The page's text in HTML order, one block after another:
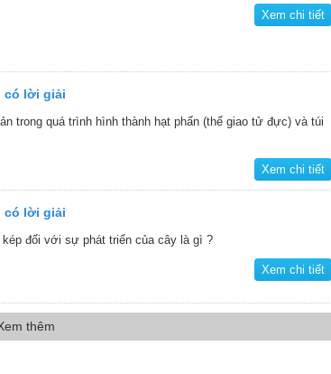
Xem chi tiết
có lời giải
trong quá trình hình thành hạt phấn (thể giao tử đực) và túi
Xem chi tiết
có lời giải
đối với sự phát triển của cây là gì ?
Xem chi tiết
thêm